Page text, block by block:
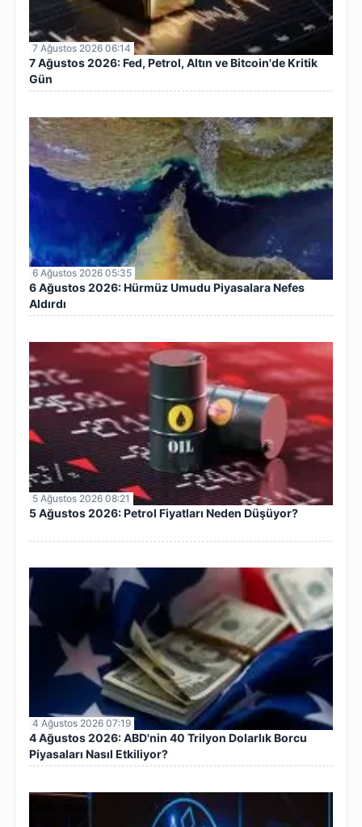
7 Ağustos 2026 06:14
7 Ağustos 2026: Fed, Petrol, Altın ve Bitcoin'de Kritik
Gün
6 Ağustos 2026 05:35
6 Ağustos 2026: Hürmüz Umudu Piyasalara Nefes
Aldırdı
5 Ağustos 2026 08:21
5 Ağustos 2026: Petrol Fiyatları Neden Düşüyor?
4 Ağustos 2026 07:19
4 Ağustos 2026: ABD'nin 40 Trilyon Dolarlık Borcu
Piyasaları Nasıl Etkiliyor?